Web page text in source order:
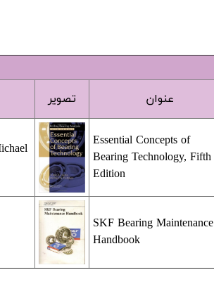
عنوان تصویر
Essential Concepts of
Bearing Technology, Fifth
Edition
SKF Bearing Maintenance
Handbook